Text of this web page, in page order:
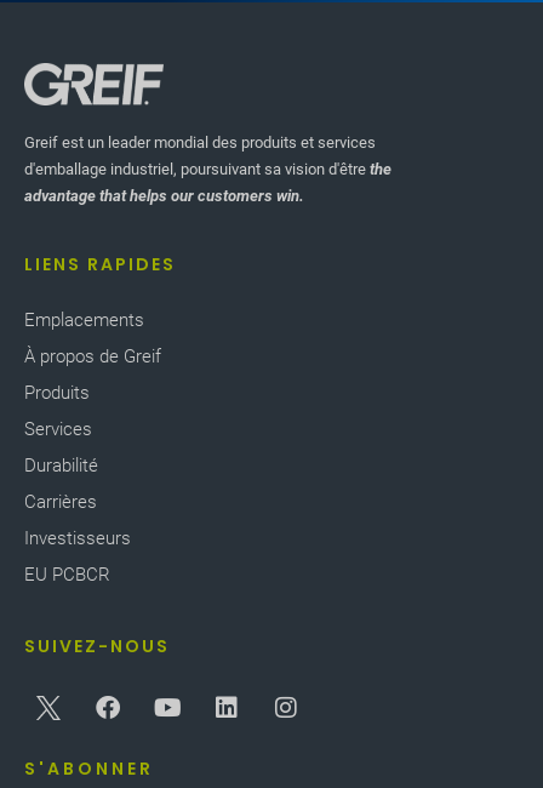
des conteneurs d’essence dans nos installations.
Greif est un leader mondial des produits et services
d'emballage industriel, poursuivant sa vision d'être the
advantage that helps our customers win.
LIENS RAPIDES
Emplacements
À propos de Greif
Produits
Services
Durabilité
Carrières
Investisseurs
EU PCBCR
SUIVEZ-NOUS
S'ABONNER